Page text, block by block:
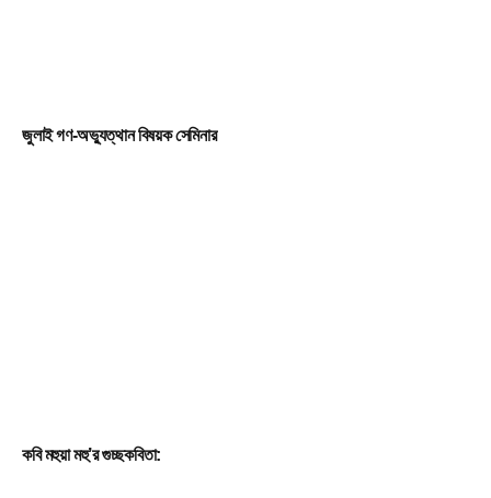
জুলাই গণ-অভ্যুত্থান বিষয়ক সেমিনার
কবি মহুয়া মহু’র গুচ্ছকবিতা: